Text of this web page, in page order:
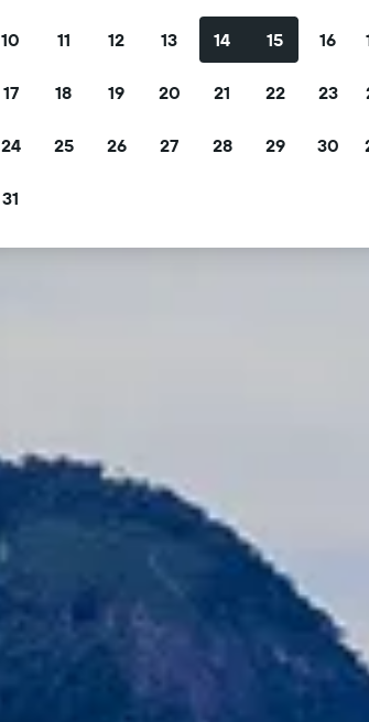
10 11 12 13 14 15 16
17 18 19 20 21 22 23
24 25 26 27 28 29 30
31